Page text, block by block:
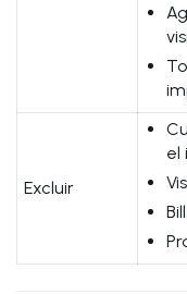
Excluir
el